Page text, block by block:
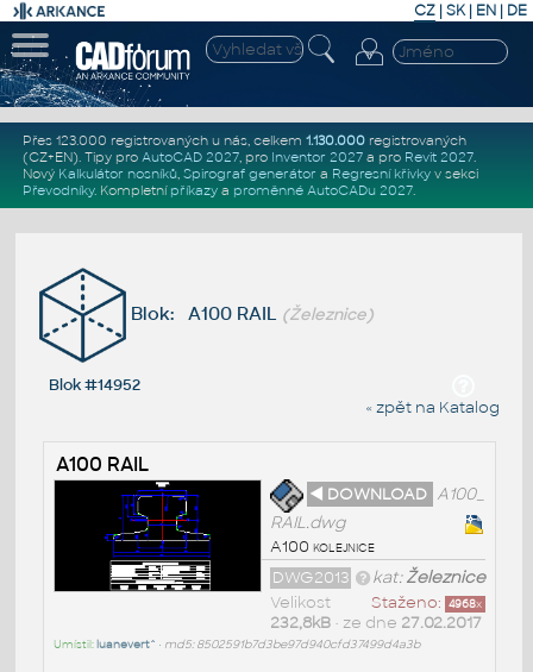
CZ | SK| EN | DE
Přes 123.000 registrovaných u nás, celkem 1.130.000registrovaných
(CZ+EN). Tipy pro AutoCAD 2027, pro Inventor 2027a pro Revit 2027.
Nový Kalkulátor nosníků, Spirograf generátor a Regresní křivkyv sekci
Převodníky. Kompletní příkazya proměnné AutoCADu 2027.
Blok: A100 RAIL (Železnice)
Blok #14952
« zpět na Katalog
A100 RAIL
◄ DOWNLOAD A100_
RAIL.dwg
A100 kolejnice
kat:Železnice
DWG2013
Staženo: 4968x
Velikost
232,8kB• ze dne 27.02.2017
Umístil: luanevert^ • md5: 8502591b7d3be97d940cfd37499d4a3b